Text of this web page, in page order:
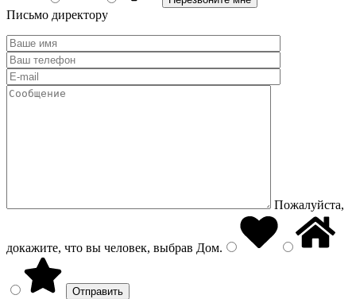
Письмо директору
Пожалуйста,
докажите, что вы человек, выбрав Дом.